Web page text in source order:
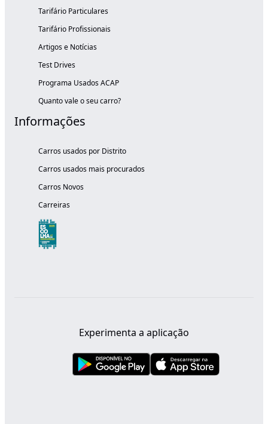
Tarifário Particulares
Tarifário Profissionais
Artigos e Notícias
Test Drives
Programa Usados ACAP
Quanto vale o seu carro?
Informações
Carros usados por Distrito
Carros usados mais procurados
Carros Novos
Carreiras
Experimenta a aplicação